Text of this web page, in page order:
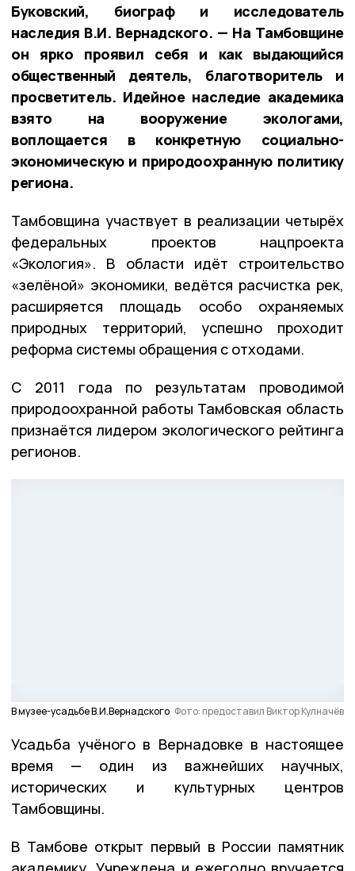
Буковский, биограф и исследователь
наследия В.И. Вернадского. — На Тамбовщине
он ярко проявил себя и как выдающийся
общественный деятель, благотворитель и
просветитель. Идейное наследие академика
взято на вооружение экологами,
воплощается в конкретную социально-
экономическую и природоохранную политику
региона.
Тамбовщина участвует в реализации четырёх
федеральных проектов нацпроекта
«Экология». В области идёт строительство
«зелёной» экономики, ведётся расчистка рек,
расширяется площадь особо охраняемых
природных территорий, успешно проходит
реформа системы обращения с отходами.
С 2011 года по результатам проводимой
природоохранной работы Тамбовская область
признаётся лидером экологического рейтинга
регионов.
В музее-усадьбе В.И.Вернадского Фото: предоставил Виктор Кулначёв
Усадьба учёного в Вернадовке в настоящее
время — один из важнейших научных,
исторических и культурных центров
Тамбовщины.
В Тамбове открыт первый в России памятник